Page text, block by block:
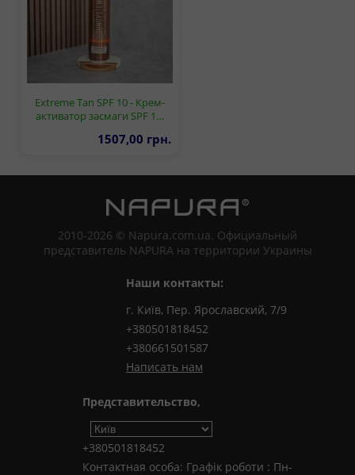
Extreme Tan SPF 10 - Крем-
активатор засмаги SPF 1…
1507,00 грн.
2010-2026 © Napura.com.ua. Официальный
представитель NAPURA на территории Украины
Наши контакты:
г. Київ, Пер. Ярославский, 7/9
+380501818452
+380661501587
Написать нам
Представительство,
+380501818452
Контактная особа: Графік роботи : Пн-